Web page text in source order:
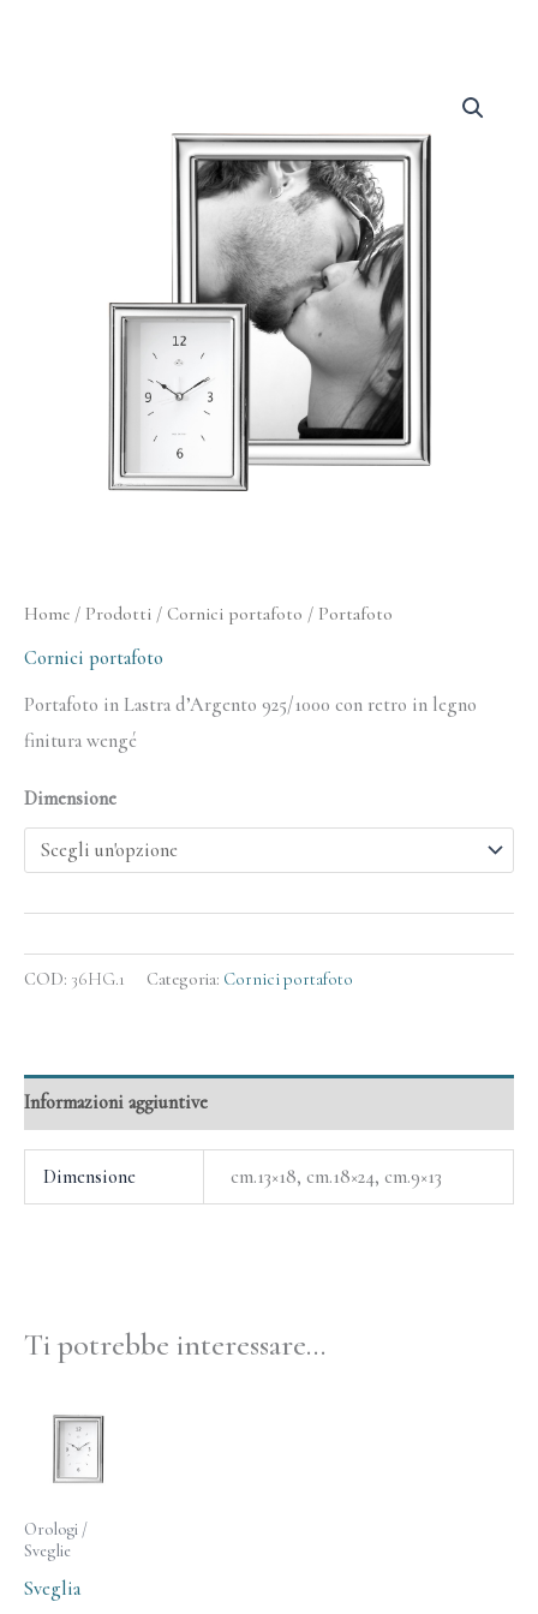
Home / Prodotti / Cornici portafoto / Portafoto
Cornici portafoto
Portafoto in Lastra d’Argento 925/1000 con retro in legno
finitura wengé
Dimensione
COD: 36HG.1 Categoria: Cornici portafoto
Informazioni aggiuntive
Dimensione cm.13×18, cm.18×24, cm.9×13
Ti potrebbe interessare…
Orologi /
Sveglie
Sveglia